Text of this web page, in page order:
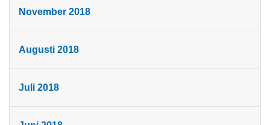
November 2018
Augusti 2018
Juli 2018